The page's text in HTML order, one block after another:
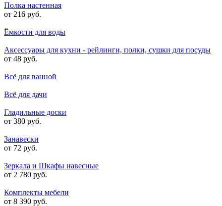
Полка настенная
от 216 руб.
Ёмкости для воды
Аксессуары для кухни - рейлинги, полки, сушки для посуды
от 48 руб.
Всё для ванной
Всё для дачи
Гладильные доски
от 380 руб.
Занавески
от 72 руб.
Зеркала и Шкафы навесные
от 2 780 руб.
Комплекты мебели
от 8 390 руб.